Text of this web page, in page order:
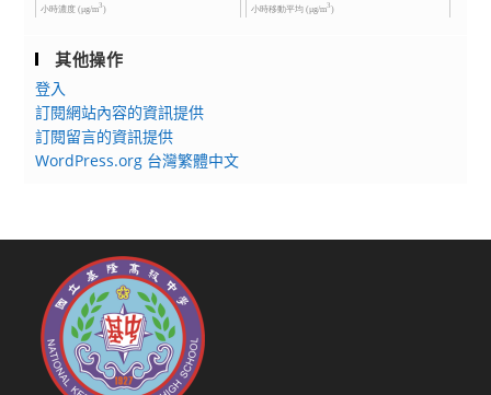
其他操作
登入
訂閱網站內容的資訊提供
訂閱留言的資訊提供
WordPress.org 台灣繁體中文